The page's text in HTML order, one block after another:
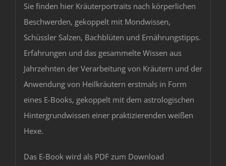
Sie finden hier Kräuterportraits nach körperlichen
Beschwerden, gekoppelt mit Mondwissen,
Schüssler Salzen, Bachblüten und Ernährungstipps.
Erfahrungen und das gesammelte Wissen aus
Jahrzehnten der Verarbeitung von Kräutern und der
Anwendung von Heilkräutern erstmals in Form
eines E-Books, gekoppelt mit dem astrologischen
Hintergrundwissen einer praktizierenden weißen
Hexe.
Das E-Book wird als PDF zum Download